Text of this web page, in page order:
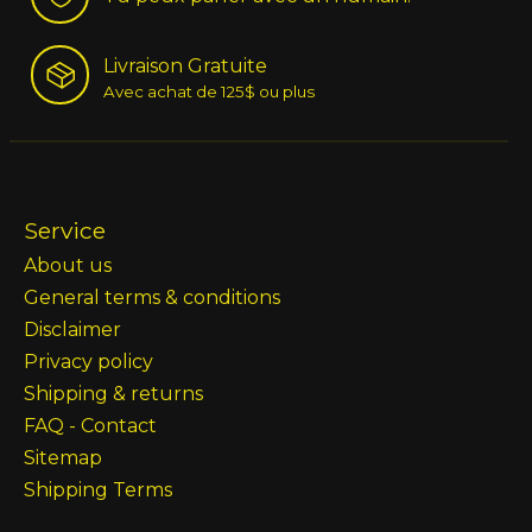
Livraison Gratuite
Avec achat de 125$ ou plus
Service
About us
General terms & conditions
Disclaimer
Privacy policy
Shipping & returns
FAQ - Contact
Sitemap
Shipping Terms